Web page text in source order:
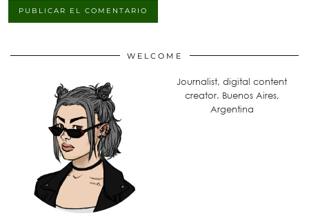
WELCOME
Journalist, digital content
creator. Buenos Aires,
Argentina